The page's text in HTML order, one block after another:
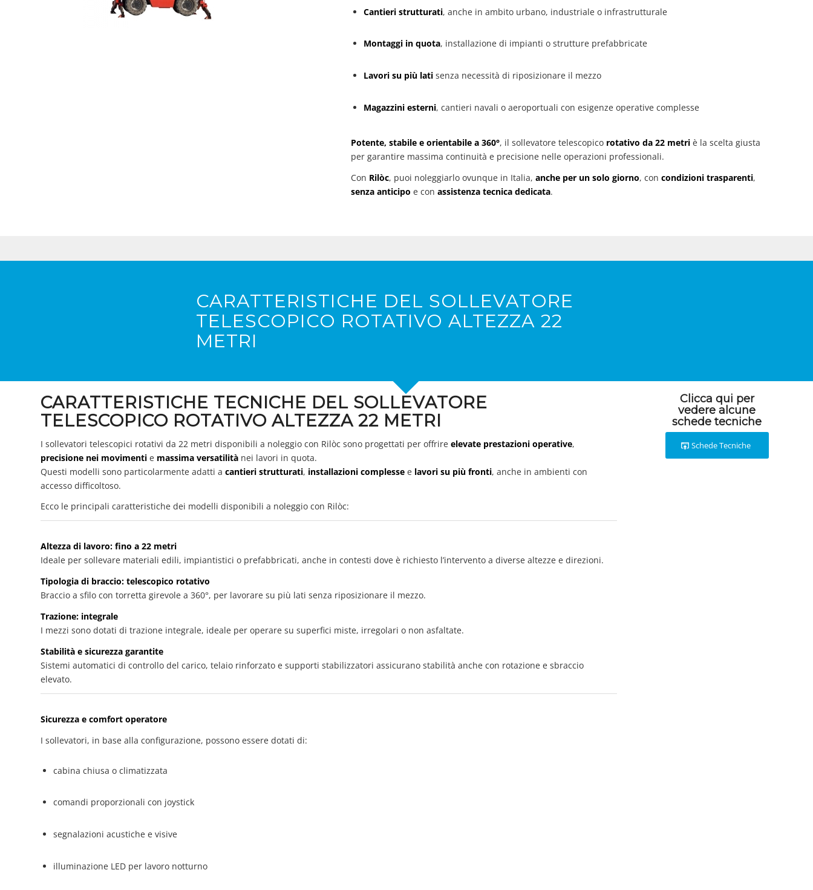
Cantieri strutturati, anche in ambito urbano, industriale o infrastrutturale
Montaggi in quota, installazione di impianti o strutture prefabbricate
Lavori su più lati senza necessità di riposizionare il mezzo
Magazzini esterni, cantieri navali o aeroportuali con esigenze operative complesse
Potente, stabile e orientabile a 360°, il sollevatore telescopico rotativo da 22 metri è la scelta giusta
per garantire massima continuità e precisione nelle operazioni professionali.
Con Rilòc, puoi noleggiarlo ovunque in Italia,anche per un solo giorno, concondizioni trasparenti,
senza anticipo e conassistenza tecnica dedicata.
CARATTERISTICHE DEL SOLLEVATORE
TELESCOPICO ROTATIVO ALTEZZA 22
METRI
CARATTERISTICHE TECNICHE DEL SOLLEVATORE
TELESCOPICO ROTATIVO ALTEZZA 22 METRI
I sollevatori telescopici rotativi da 22 metri disponibili a noleggio con Rilòc sono progettati per offrire elevate prestazioni operative,
precisione nei movimenti e massima versatilità nei lavori in quota.
Questi modelli sono particolarmente adatti a cantieri strutturati, installazioni complesse e lavori su più fronti, anche in ambienti con
accesso difficoltoso.
Ecco le principali caratteristiche dei modelli disponibili a noleggio con Rilòc:
Altezza di lavoro: fino a 22 metri
Ideale per sollevare materiali edili, impiantistici o prefabbricati, anche in contesti dove è richiesto l’intervento a diverse altezze e direzioni.
Tipologia di braccio: telescopico rotativo
Braccio a sfilo con torretta girevole a 360°, per lavorare su più lati senza riposizionare il mezzo.
Trazione: integrale
I mezzi sono dotati di trazione integrale, ideale per operare su superfici miste, irregolari o non asfaltate.
Stabilità e sicurezza garantite
Sistemi automatici di controllo del carico, telaio rinforzato e supporti stabilizzatori assicurano stabilità anche con rotazione e sbraccio
elevato.
Sicurezza e comfort operatore
I sollevatori, in base alla configurazione, possono essere dotati di:
cabina chiusa o climatizzata
comandi proporzionali con joystick
segnalazioni acustiche e visive
illuminazione LED per lavoro notturno
Clicca qui per
vedere alcune
schede tecniche
Schede Tecniche